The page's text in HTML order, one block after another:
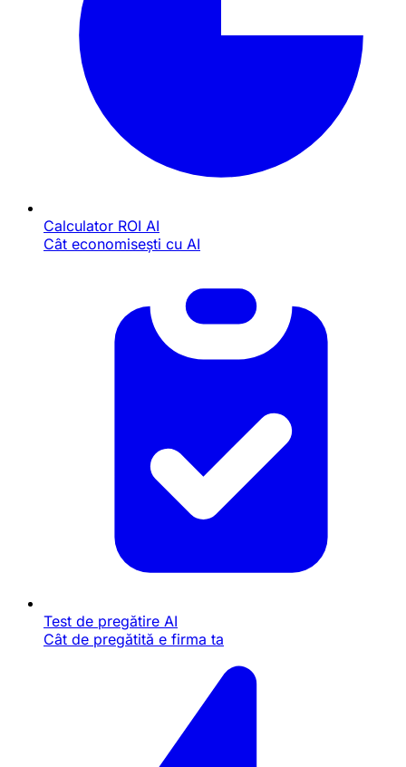
Calculator ROI AI
Cât economisești cu AI
Test de pregătire AI
Cât de pregătită e firma ta